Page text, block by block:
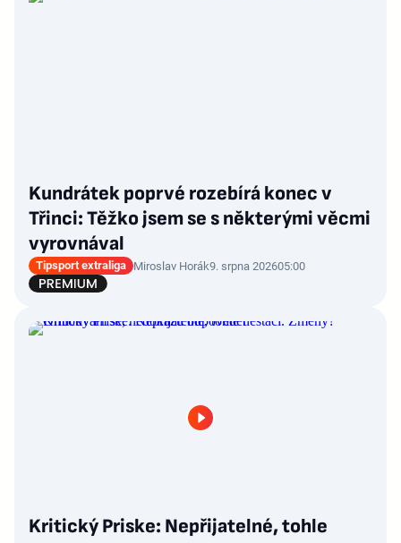
Kundrátek poprvé rozebírá konec v
Třinci: Těžko jsem se s některými věcmi
vyrovnával
Tipsport extraliga Miroslav Horák9. srpna 202605:00
Kritický Priske: Nepřijatelné, tohle